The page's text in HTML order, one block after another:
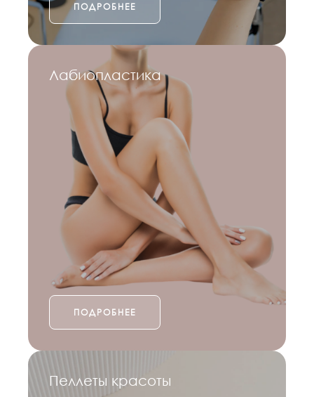
ПОДРОБНЕЕ
Лабиопластика
ПОДРОБНЕЕ
Пеллеты красоты